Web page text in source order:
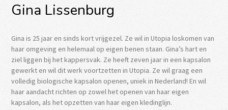
Gina Lissenburg
Gina is 25 jaar en sinds kort vrijgezel. Ze wil in Utopia loskomen van
haar omgeving en helemaal op eigen benen staan. Gina’s hart en
ziel liggen bij het kappersvak. Ze heeft zeven jaar in een kapsalon
gewerkt en wil dit werk voortzetten in Utopia. Ze wil graag een
volledig biologische kapsalon openen, uniek in Nederland! En wil
haar aandacht richten op zowel het openen van haar eigen
kapsalon, als het opzetten van haar eigen kledinglijn.